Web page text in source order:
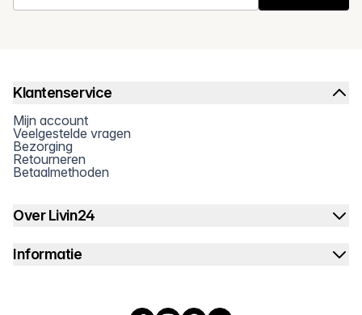
Klantenservice
Mijn account
Veelgestelde vragen
Bezorging
Retourneren
Betaalmethoden
Over Livin24
Informatie